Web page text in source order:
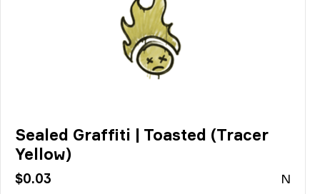
Sealed Graffiti | Toasted (Tracer
Yellow)
$0.03 N